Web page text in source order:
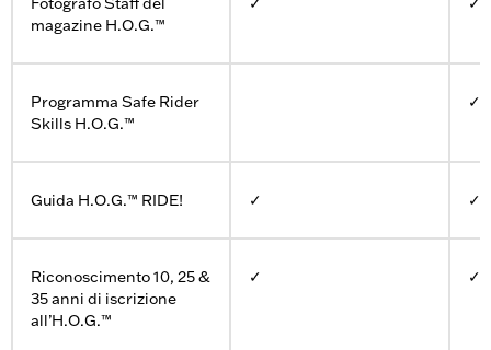
magazine H.O.G.™
Programma Safe Rider
Skills H.O.G.™
✓
Guida H.O.G.™ RIDE! ✓ ✓
Riconoscimento 10, 25 &
35 anni di iscrizione
all’H.O.G.™
✓ ✓